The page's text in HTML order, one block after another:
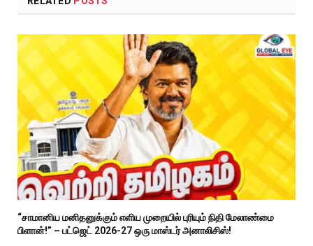
“சாமானிய மனிதனுக்கும் எளிய முறையில் புரியும் நிதி மேலாண்மை
பிளான்!” – பட்ஜெட் 2026-27 ஒரு மாஸ்டர் அனாலிசிஸ்!